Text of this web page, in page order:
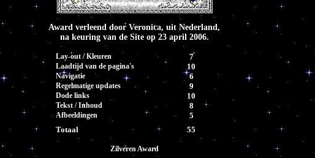
Award verleend door Veronica, uit Nederland,
na keuring van de Site op 23 april 2006.
Lay-out / Kleuren 7
Laadtijd van de pagina's 10
Navigatie 6
Regelmatige updates 9
Dode links 10
Tekst / Inhoud 8
Afbeeldingen
5
Totaal
55
Zilveren Award